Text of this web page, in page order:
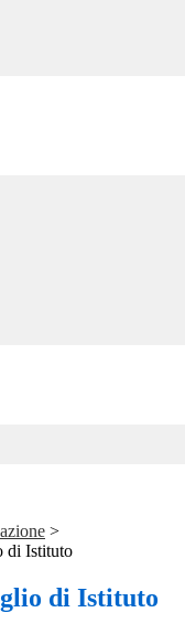
>
di Istituto
di Istituto